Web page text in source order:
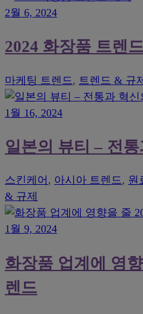
2월 6, 2024
2024 화장품 트렌
마케팅 트렌드 , 트렌드 & 규
1월 16, 2024
일본의 뷰티 – 전
스킨케어 , 아시아 트렌드, 원
& 규제
1월 9, 2024
화장품 업계에 영
렌드